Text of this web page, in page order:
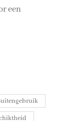
een